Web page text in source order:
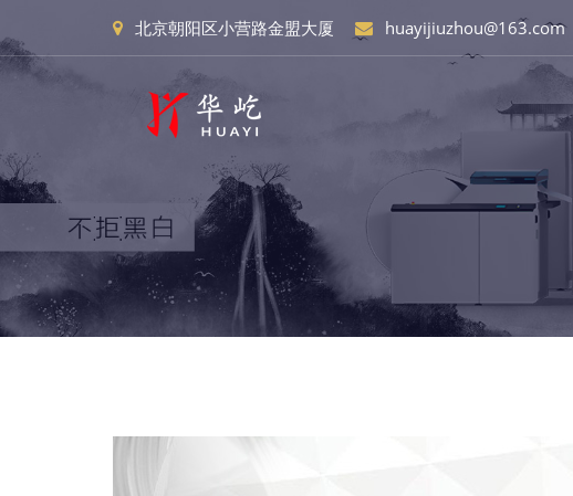
北京朝阳区小营路金盟大厦 huayijiuzhou@163.com